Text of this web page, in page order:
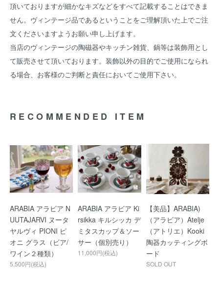
頂いておりますが細かなキズなどをすべて記載することはできま
せん。ヴィンテージ品であるということをご理解頂いた上でご注
文くださいますようお願い申し上げます。
当店のヴィンテージの陶磁器やキッチン雑貨、鍋等は装飾用とし
て販売させて頂いております。装飾以外の目的でご使用になられ
る場合、お客様のご判断と責任においてご使用下さい。
RECOMMENDED ITEM
ARABIA アラビア N
UUTAJARVI ヌータ
ヤルヴィ PIONI ピ
オニ グラス（ビア/
ワイン２種類）
5,500円(税込)
ARABIA アラビア Ki
rsikka キルシッカ デ
ミタスカップ＆ソー
サー（個別売り）
11,000円(税込)
【美品】ARABIA)
（アラビア）Atelje
（アトリエ）Kooki
陶器カッティングボ
ード
SOLD OUT